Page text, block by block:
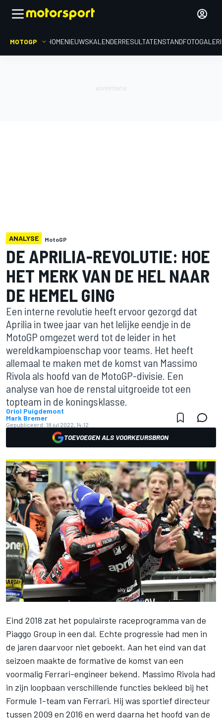
MOTOGP HOMENIEUWSKALENDERRESULTATENSTAND
ANALYSE MotoGP
DE APRILIA-REVOLUTIE: HOE
HET MERK VAN DE HEL NAAR
DE HEMEL GING
Een interne revolutie heeft ervoor gezorgd dat
Aprilia in twee jaar van het lelijke eendje in de
MotoGP omgezet werd tot de leider in het
wereldkampioenschap voor teams. Het heeft
allemaal te maken met de komst van Massimo
Rivola als hoofd van de MotoGP-divisie. Een
analyse van hoe de renstal uitgroeide tot een
topteam in de koningsklasse.
Oriol Puigdemont
Mark Bremer
Gepubliceerd: 18 jul 2022, 14:12
TOEVOEGEN ALS VOORKEURSBRON
Eind 2018 zat het populairste raceprogramma van de
Piaggo Group in een dal. Echte progressie had men in
de jaren daarvoor niet geboekt. Aan het eind van dat
seizoen maakte de formative de komst van een
voormalig Ferrari-engineer bekend. Massimo Rivola had
in zijn loopbaan verschillende functies bekleed bij het
Formule 1-team van Ferrari. Hij was sportief directeur
tussen 2009 en 2016 en werd daarna het hoofd van de